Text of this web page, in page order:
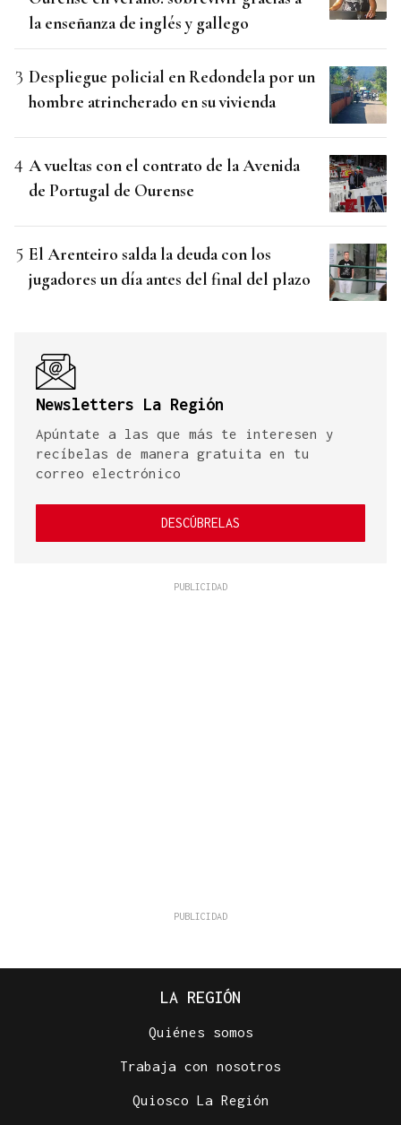
la enseñanza de inglés y gallego
Despliegue policial en Redondela por un
hombre atrincherado en su vivienda
A vueltas con el contrato de la Avenida
de Portugal de Ourense
El Arenteiro salda la deuda con los
jugadores un día antes del final del plazo
Newsletters La Región
Apúntate a las que más te interesen y
recíbelas de manera gratuita en tu
correo electrónico
DESCÚBRELAS
LA REGIÓN
Quiénes somos
Trabaja con nosotros
Quiosco La Región